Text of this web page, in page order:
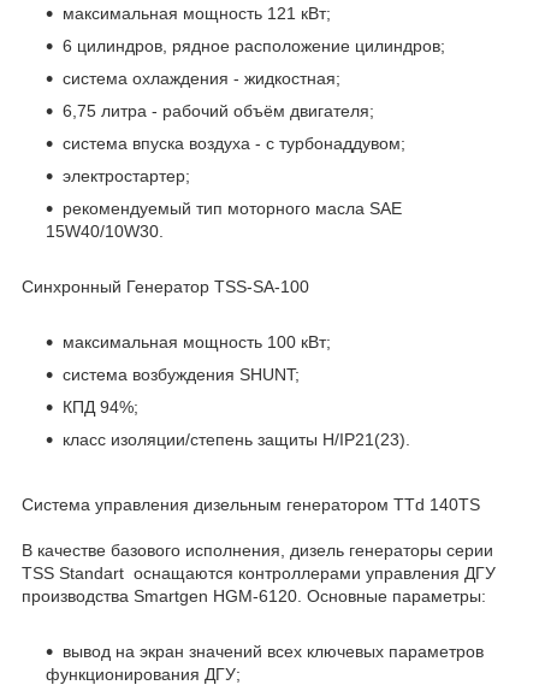
максимальная мощность 121 кВт;
6 цилиндров, рядное расположение цилиндров;
система охлаждения - жидкостная;
6,75 литра - рабочий объём двигателя;
система впуска воздуха - с турбонаддувом;
электростартер;
рекомендуемый тип моторного масла SAE
15W40/10W30.
Синхронный Генератор TSS-SA-100
максимальная мощность 100 кВт;
система возбуждения SHUNT;
КПД 94%;
класс изоляции/степень защиты H/IP21(23).
Система управления дизельным генератором TTd 140TS
В качестве базового исполнения, дизель генераторы серии
TSS Standart оснащаются контроллерами управления ДГУ
производства Smartgen HGM-6120. Основные параметры:
вывод на экран значений всех ключевых параметров
функционирования ДГУ;